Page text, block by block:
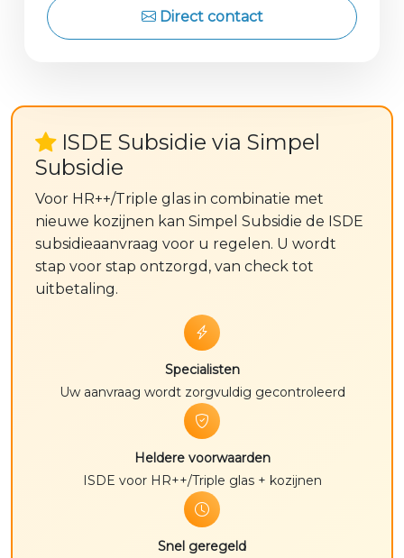
Direct contact
ISDE Subsidie via Simpel
Subsidie
Voor HR++/Triple glas in combinatie met
nieuwe kozijnen kan Simpel Subsidie de ISDE
subsidieaanvraag voor u regelen. U wordt
stap voor stap ontzorgd, van check tot
uitbetaling.
Specialisten
Uw aanvraag wordt zorgvuldig gecontroleerd
Heldere voorwaarden
ISDE voor HR++/Triple glas + kozijnen
Snel geregeld